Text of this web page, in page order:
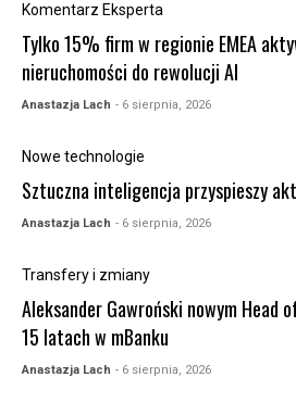
Komentarz Eksperta
Tylko 15% firm w regionie EMEA
nieruchomości do rewolucji AI
Anastazja Lach - 6 sierpnia, 2026
Nowe technologie
Sztuczna inteligencja przyspieszy
Anastazja Lach - 6 sierpnia, 2026
Transfery i zmiany
Aleksander Gawroński nowym Head
15 latach w mBanku
Anastazja Lach - 6 sierpnia, 2026